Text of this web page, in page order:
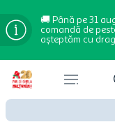
🚚 Până pe 31
comandă de
așteptăm cu